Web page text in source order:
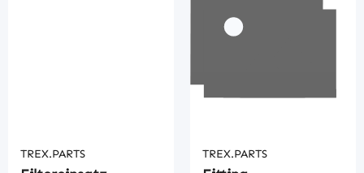
TREX.PARTS TREX.PARTS